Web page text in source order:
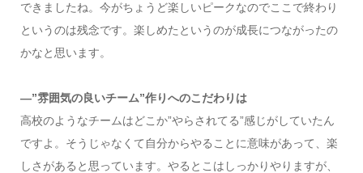
できましたね。今がちょうど楽しいピークなのでここで終わり
というのは残念です。楽しめたというのが成長につながったの
かなと思います。
―”雰囲気の良いチーム”作りへのこだわりは
高校のようなチームはどこか”やらされてる”感じがしていたん
ですよ。そうじゃなくて自分からやることに意味があって、楽
しさがあると思っています。やるとこはしっかりやりますが、